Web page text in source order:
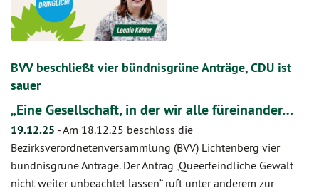
BVV beschließt vier bündnisgrüne Anträge, CDU ist
sauer
„Eine Gesellschaft, in der wir alle füreinander…
19.12.25 -Am 18.12.25 beschloss die
Bezirksverordnetenversammlung (BVV) Lichtenberg vier
bündnisgrüne Anträge. Der Antrag „Queerfeindliche Gewalt
nicht weiter unbeachtet lassen“ ruft unter anderem zur